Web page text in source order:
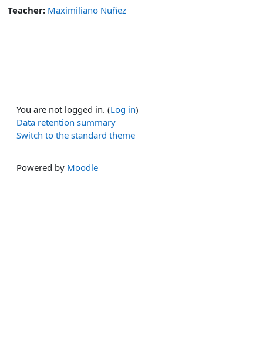
Teacher: Maximiliano Nuñez
You are not logged in. (Log in)
Data retention summary
Switch to the standard theme
Powered by Moodle